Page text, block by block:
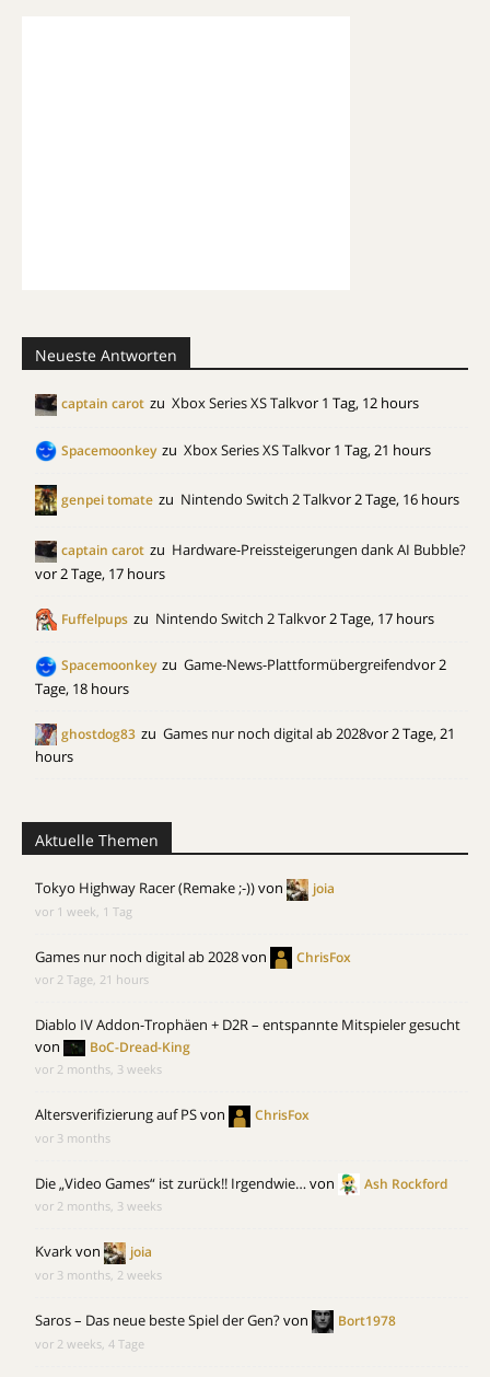
Neueste Antworten
captain carot zu Xbox Series XS Talkvor 1 Tag, 12 hours
Spacemoonkey zu Xbox Series XS Talkvor 1 Tag, 21 hours
genpei tomate zu Nintendo Switch 2 Talkvor 2 Tage, 16 hours
captain carot zu Hardware-Preissteigerungen dank AI Bubble?
vor 2 Tage, 17 hours
Fuffelpups zu Nintendo Switch 2 Talkvor 2 Tage, 17 hours
Spacemoonkey zu Game-News-Plattformübergreifendvor 2
Tage, 18 hours
ghostdog83 zu Games nur noch digital ab 2028vor 2 Tage, 21
hours
Aktuelle Themen
Tokyo Highway Racer (Remake ;-))von joia
vor 1 week, 1 Tag
Games nur noch digital ab 2028von ChrisFox
vor 2 Tage, 21 hours
Diablo IV Addon-Trophäen + D2R – entspannte Mitspieler gesucht
von
BoC-Dread-King
vor 2 months, 3 weeks
Altersverifizierung auf PSvon ChrisFox
vor 3 months
Die „Video Games“ ist zurück!! Irgendwie…von Ash Rockford
vor 2 months, 3 weeks
Kvarkvon joia
vor 3 months, 2 weeks
Saros – Das neue beste Spiel der Gen?von Bort1978
vor 2 weeks, 4 Tage